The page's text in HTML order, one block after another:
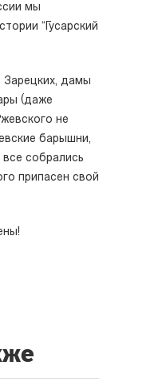
мы
“Гусарский
Зарецких, дамы
(даже
не
барышни,
собрались
припасен свой